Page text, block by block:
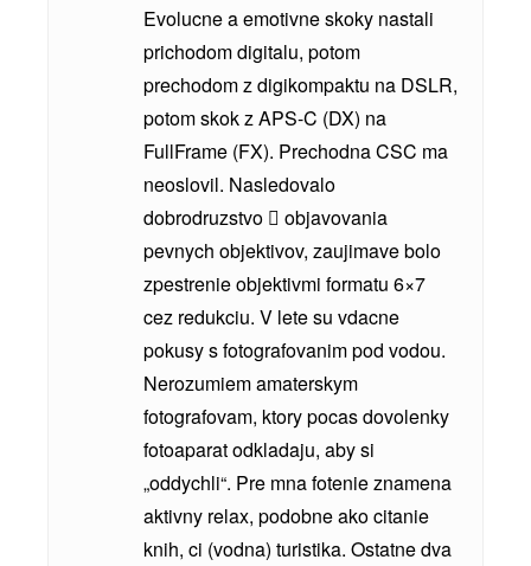
Evolucne a emotivne skoky nastali
prichodom digitalu, potom
prechodom z digikompaktu na DSLR,
potom skok z APS-C (DX) na
FullFrame (FX). Prechodna CSC ma
neoslovil. Nasledovalo
dobrodruzstvo  objavovania
pevnych objektivov, zaujimave bolo
zpestrenie objektivmi formatu 6×7
cez redukciu. V lete su vdacne
pokusy s fotografovanim pod vodou.
Nerozumiem amaterskym
fotografovam, ktory pocas dovolenky
fotoaparat odkladaju, aby si
„oddychli“. Pre mna fotenie znamena
aktivny relax, podobne ako citanie
knih, ci (vodna) turistika. Ostatne dva